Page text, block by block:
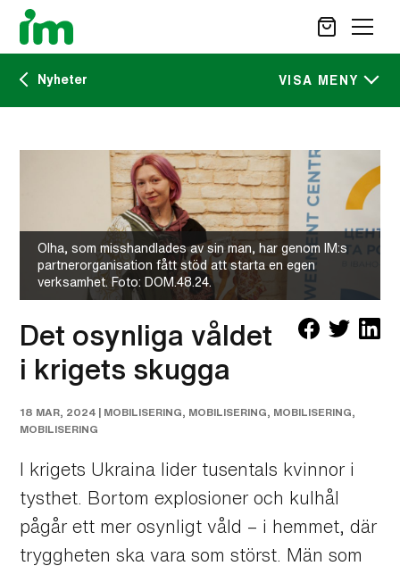
OM IM
CAREER SITE
VAD VI GÖR
VAD DU KAN GÖRA
SÖK
Nyheter VISA MENY
Nyheter
Olha, som misshandlades av sin man, har genom IM:s
partnerorganisation fått stöd att starta en egen
verksamhet. Foto: DOM.48.24.
Det osynliga våldet
i krigets skugga
18 MAR, 2024 | MOBILISERING, MOBILISERING, MOBILISERING,
MOBILISERING
I krigets Ukraina lider tusentals kvinnor i
tysthet. Bortom explosioner och kulhål
pågår ett mer osynligt våld – i hemmet, där
tryggheten ska vara som störst. Män som